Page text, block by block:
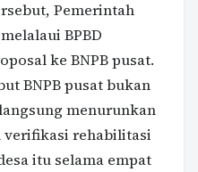
Pemerintah
BPBD
ke BNPB pusat.
BNPB pusat bukan
menurunkan
rehabilitasi
itu selama empat